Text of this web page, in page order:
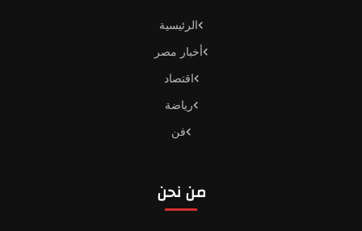
الرئيسية
أخبار مصر
اقتصاد
رياضة
فن
من نحن